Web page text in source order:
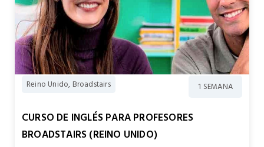
Reino Unido, Broadstairs 1 SEMANA
CURSO DE INGLÉS PARA PROFESORES
BROADSTAIRS (REINO UNIDO)